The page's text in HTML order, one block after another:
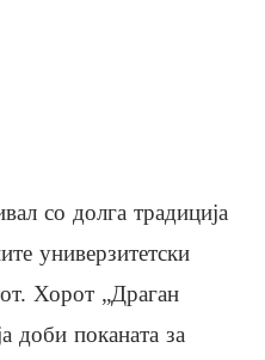
со долга традиција
универзитетски
Хорот „Драган
доби поканата за